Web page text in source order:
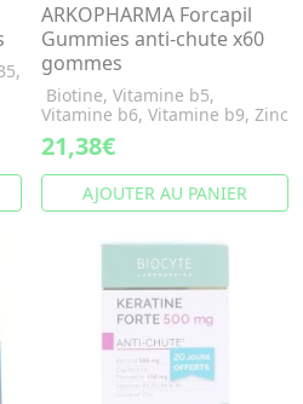
ARKOPHARMA Forcapil
Gummies anti-chute x60
gommes
Biotine, Vitamine b5,
Vitamine b6, Vitamine b9, Zinc
21,38€
AJOUTER AU PANIER